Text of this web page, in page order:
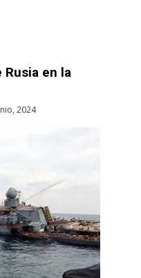
Rusia en la
2024